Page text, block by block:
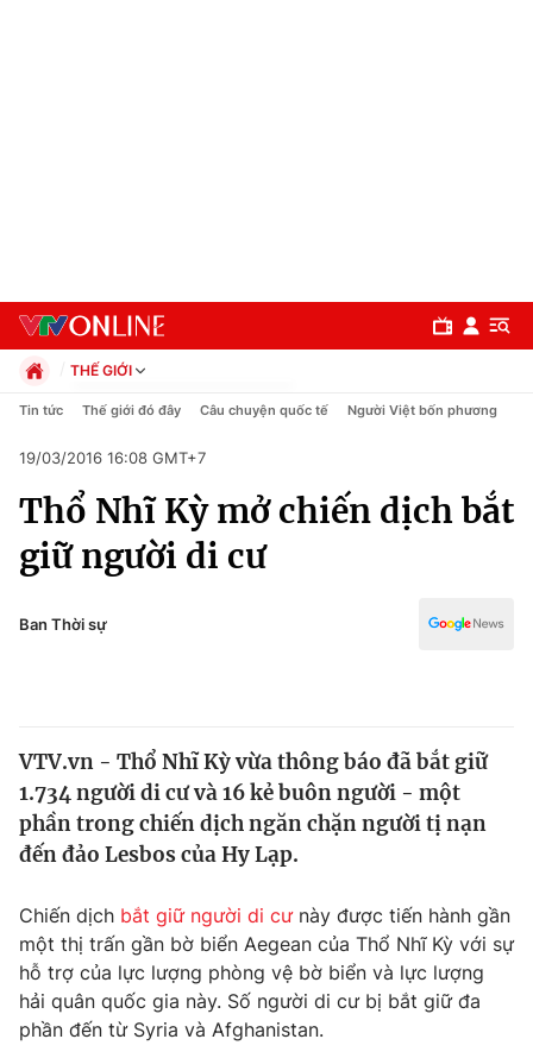
Chuyên mục
Chính trị
Thế giới
Tin tức
Thế giới đó đây
Câu chuyện quốc tế
Tài chính
Thị trường
Góc doanh nghiệp
Dữ liệu và đời sống
Truyền hình
THẾ GIỚI
Chính trị
Pháp luật
Kinh tế
Thể thao
Truyền hình
Y tế
Tin tức Thế giới đó đây Câu chuyện quốc tế Người Việt bốn phương
19/03/2016 16:08 GMT+7
Thổ Nhĩ Kỳ mở chiến dịch bắt
giữ người di cư
Ban Thời sự
VTV.vn - Thổ Nhĩ Kỳ vừa thông báo đã bắt giữ
1.734 người di cư và 16 kẻ buôn người - một
phần trong chiến dịch ngăn chặn người tị nạn
đến đảo Lesbos của Hy Lạp.
Chiến dịch bắt giữ người di cưnày được tiến hành gần
một thị trấn gần bờ biển Aegean của Thổ Nhĩ Kỳ với sự
hỗ trợ của lực lượng phòng vệ bờ biển và lực lượng
hải quân quốc gia này. Số người di cư bị bắt giữ đa
phần đến từ Syria và Afghanistan.